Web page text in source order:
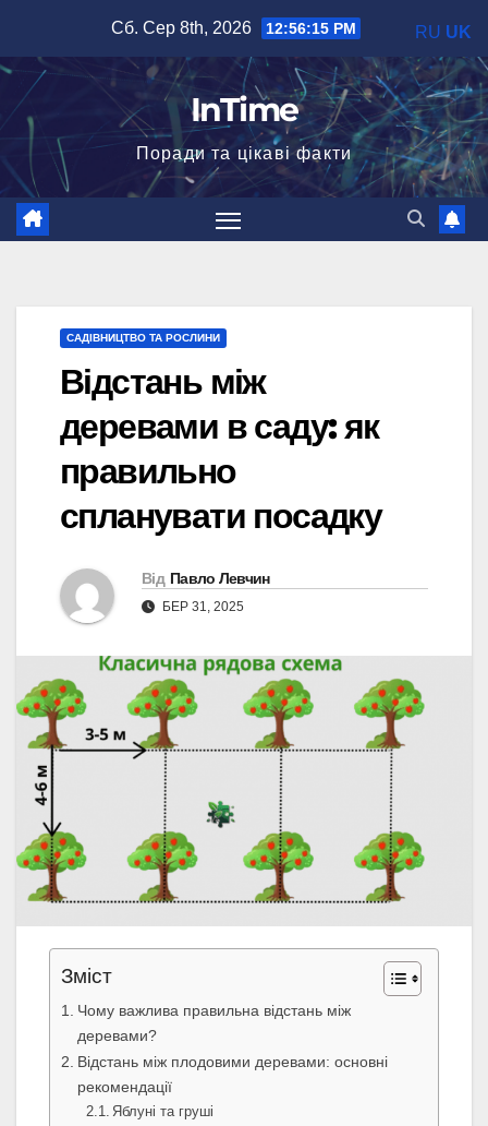
вмісту
Сб. Сер 8th, 2026 12:56:16 PM
InTime
Поради та цікаві факти
САДІВНИЦТВО ТА РОСЛИНИ
Відстань між
деревами в саду: як
правильно
спланувати посадку
Від Павло Левчин
БЕР 31, 2025
Зміст
Чому важлива правильна відстань між
деревами?
Відстань між плодовими деревами: основні
рекомендації
Яблуні та груші
RU UK